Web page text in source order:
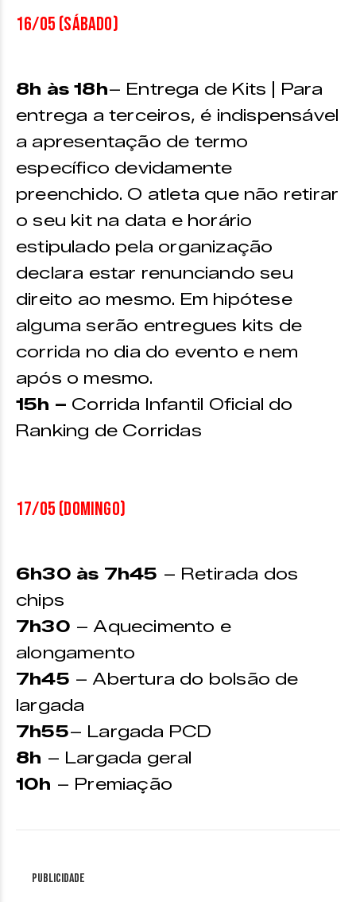
16/05 (sábado)
8h às 18h– Entrega de Kits | Para
entrega a terceiros, é indispensável
a apresentação de termo
específico devidamente
preenchido. O atleta que não retirar
o seu kit na data e horário
estipulado pela organização
declara estar renunciando seu
direito ao mesmo. Em hipótese
alguma serão entregues kits de
corrida no dia do evento e nem
após o mesmo.
15h – Corrida Infantil Oficial do
Ranking de Corridas
17/05 (domingo)
6h30 às 7h45 – Retirada dos
chips
7h30 – Aquecimento e
alongamento
7h45 – Abertura do bolsão de
largada
7h55– Largada PCD
8h – Largada geral
10h – Premiação
Publicidade